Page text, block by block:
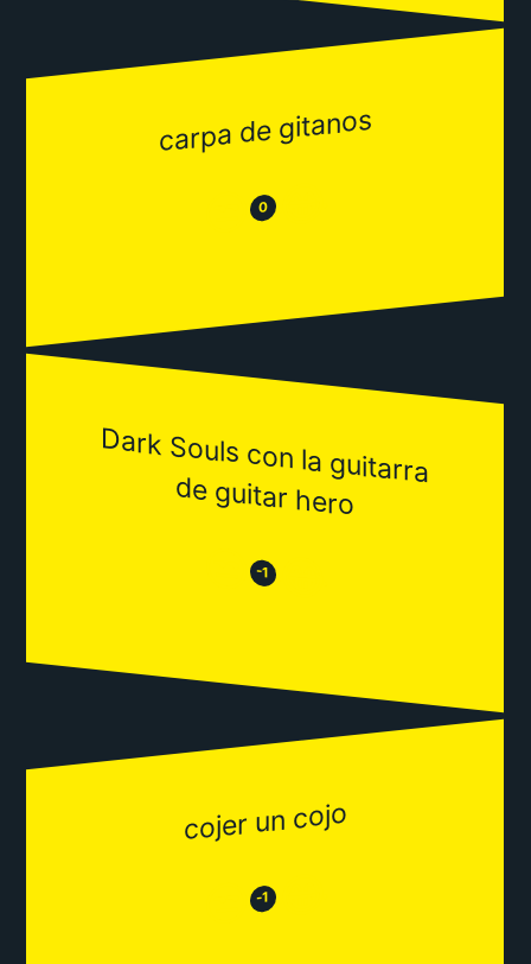
carpa de gitanos
😒 0 😂
Dark Souls con la guitarra
de guitar hero
😒 -1 😂
cojer un cojo
😒 -1 😂